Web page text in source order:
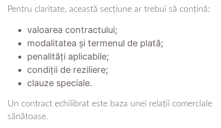
Pentru claritate, această secțiune ar trebui să conțină:
valoarea contractului;
modalitatea și termenul de plată;
penalități aplicabile;
condiții de reziliere;
clauze speciale.
Un contract echilibrat este baza unei relații comerciale
sănătoase.